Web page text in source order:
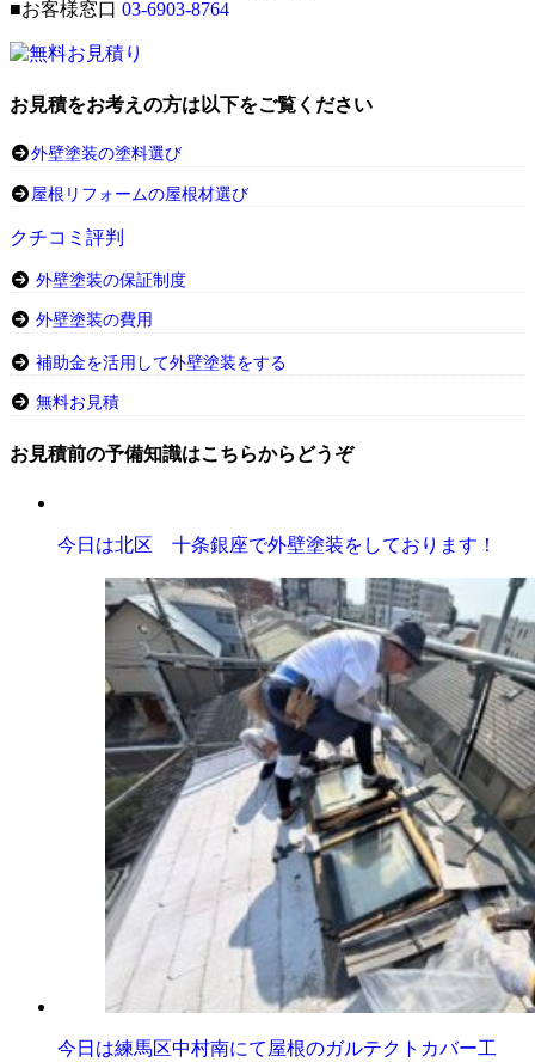
■お客様窓口 03-6903-8764
お見積をお考えの方は以下をご覧ください
外壁塗装の塗料選び
屋根リフォームの屋根材選び
クチコミ評判
外壁塗装の保証制度
外壁塗装の費用
補助金を活用して外壁塗装をする
無料お見積
お見積前の予備知識はこちらからどうぞ
今日は北区 十条銀座で外壁塗装をしております！
今日は練馬区中村南にて屋根のガルテクトカバー工